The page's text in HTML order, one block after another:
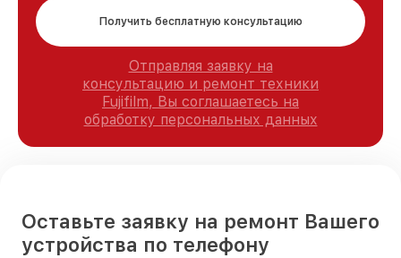
Получить бесплатную консультацию
Отправляя заявку на
консультацию и ремонт техники
Fujifilm, Вы соглашаетесь на
обработку персональных данных
Оставьте заявку на ремонт Вашего
устройства по телефону